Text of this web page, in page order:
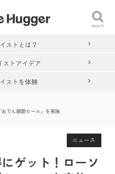
search
ストとは？
ストアイデア
ストを体験
でん鍋割セール」を実施
ニュース
ゲット！ローソ